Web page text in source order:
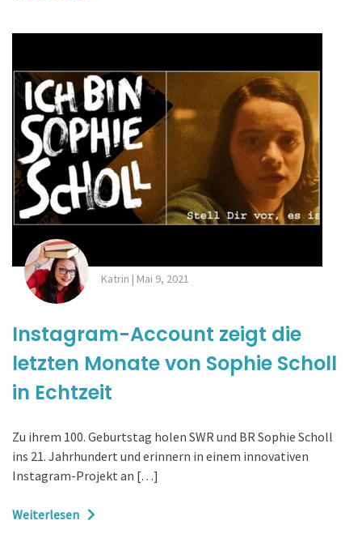
Katrin | Mai 9, 2021
Instagram-Account zeigt die
letzten Monate von Sophie Scholl
in Echtzeit
Zu ihrem 100. Geburtstag holen SWR und BR Sophie Scholl
ins 21. Jahrhundert und erinnern in einem innovativen
Instagram-Projekt an […]
Weiterlesen